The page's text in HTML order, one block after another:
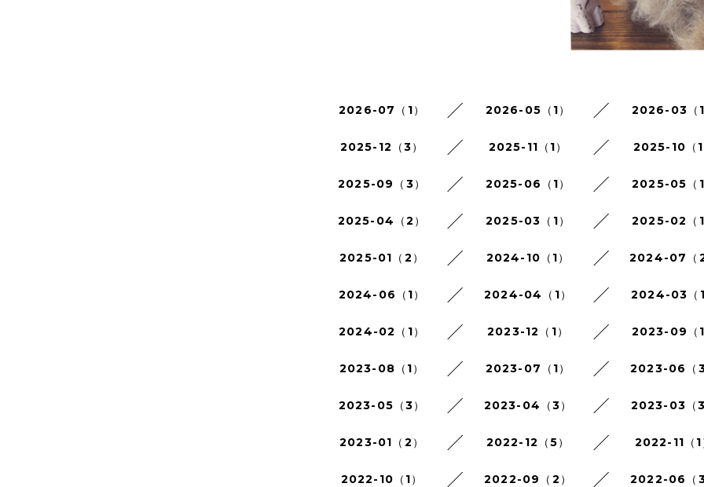
2026-07（1） 2026-05（1） 2026-03（1
2025-12（3） 2025-11（1） 2025-10（1
2025-09（3） 2025-06（1） 2025-05（1
2025-04（2） 2025-03（1） 2025-02（1
2025-01（2） 2024-10（1） 2024-07（2
2024-06（1） 2024-04（1） 2024-03（1
2024-02（1） 2023-12（1） 2023-09（1
2023-08（1） 2023-07（1） 2023-06（3
2023-05（3） 2023-04（3） 2023-03（3
2023-01（2） 2022-12（5） 2022-11（1
2022-10（1） 2022-09（2） 2022-06（3